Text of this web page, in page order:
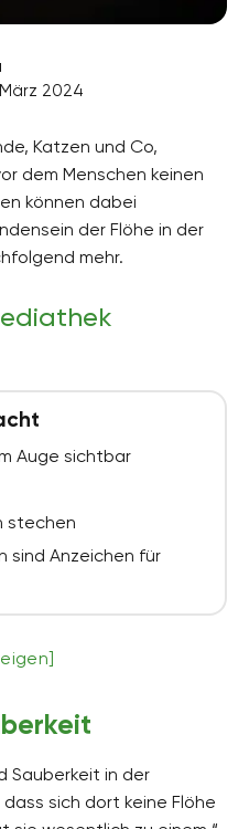
2024
Katzen und Co,
dem Menschen keinen
können dabei
der Flöhe in der
mehr.
Auge sichtbar
stechen
sind Anzeichen für
Sauberkeit in der
sich dort keine Flöhe